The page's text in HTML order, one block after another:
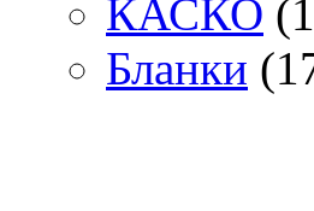
КАСКО
Бланки